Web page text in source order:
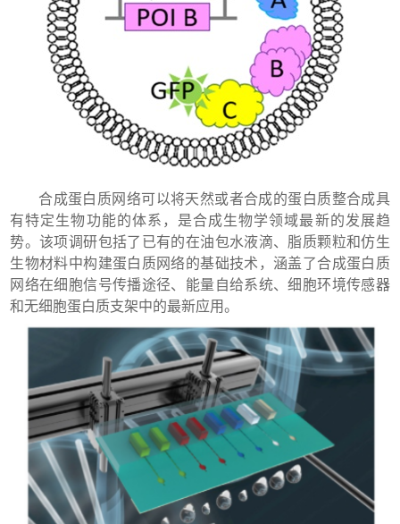
合成蛋白质网络可以将天然或者合成的蛋白质整合成具
有特定生物功能的体系，是合成生物学领域最新的发展趋
势。该项调研包括了已有的在油包水液滴、脂质颗粒和仿生
生物材料中构建蛋白质网络的基础技术，涵盖了合成蛋白质
网络在细胞信号传播途径、能量自给系统、细胞环境传感器
和无细胞蛋白质支架中的最新应用。